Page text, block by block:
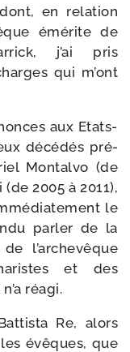
en rela­tion
émé­rite de
j’ai pris
qui m’ont
aux Etats-​
décé­dés pré­
Montalvo (de
2005 à 2011),
le
par­ler de la
l’archevêque
et des
réagi.
Re, alors
évêques, que